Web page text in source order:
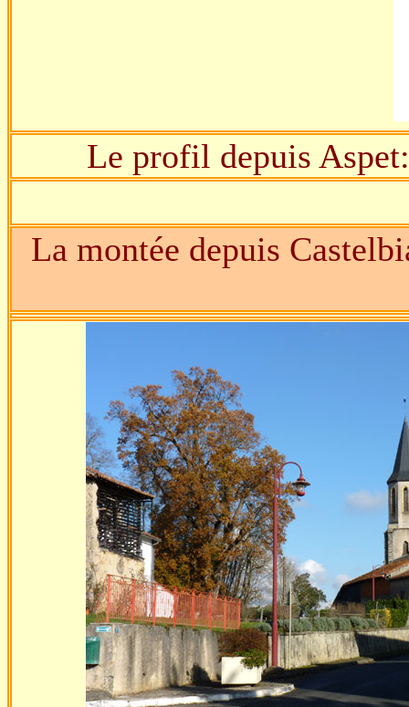
Le profil depuis
La montée depuis